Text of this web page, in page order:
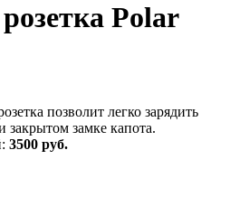
Polar
позволит легко зарядить
закрытом замке капота.
3500 руб.